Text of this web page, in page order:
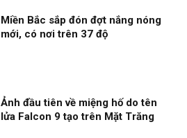
Miền Bắc sắp đón đợt nắng nóng
mới, có nơi trên 37 độ
Ảnh đầu tiên về miệng hố do tên
lửa Falcon 9 tạo trên Mặt Trăng